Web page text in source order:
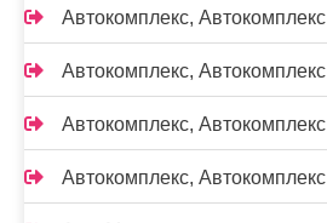
Автокомплекс, Автокомплекс
Автокомплекс, Автокомплекс
Автокомплекс, Автокомплекс
Автокомплекс, Автокомплекс